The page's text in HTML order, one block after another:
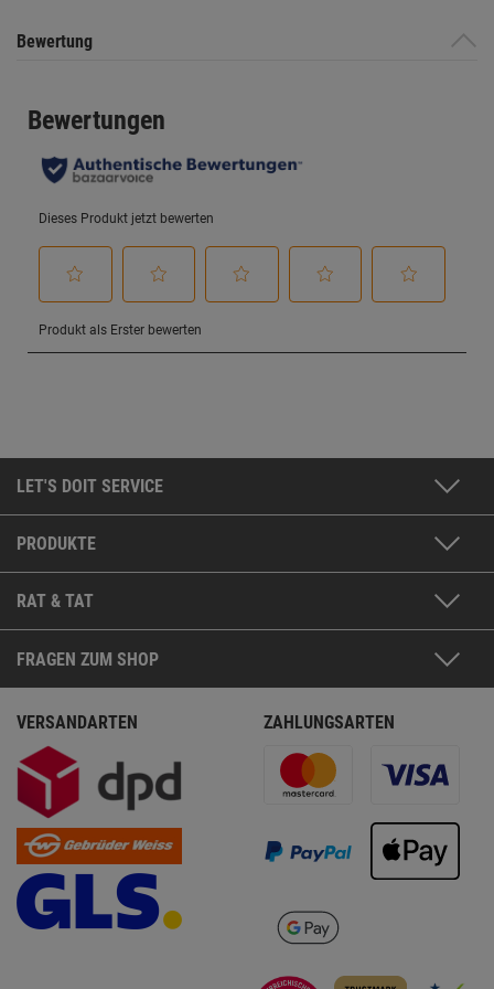
Bewertung
LET'S DOIT SERVICE
PRODUKTE
RAT & TAT
FRAGEN ZUM SHOP
VERSANDARTEN ZAHLUNGSARTEN